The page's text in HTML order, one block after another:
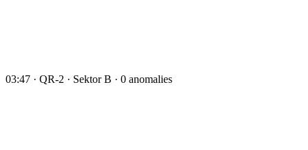
03:47 · QR-2 · Sektor B · 0 anomalies